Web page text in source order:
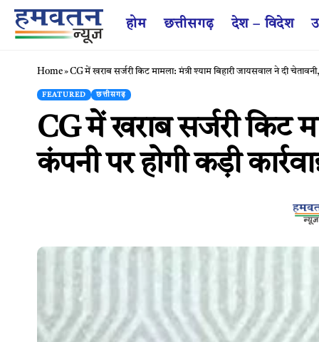
होम छत्तीसगढ़ देश – विदेश
Home»CG में खराब सर्जरी किट मामला: मंत्री श्याम बिहारी जायसवाल ने दी
FEATURED छत्तीसगढ़
CG में खराब सर्जरी किट
कंपनी पर होगी कड़ी